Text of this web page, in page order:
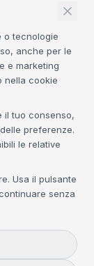
Iscriviti
368395 — Cap.
o tecnologie
anche per le
e marketing
nella cookie
il tuo consenso,
preferenze.
le relative
Usa il pulsante
senza